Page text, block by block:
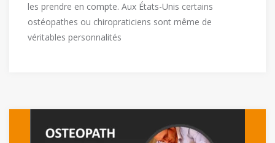
les prendre en compte. Aux États-Unis certains
ostéopathes ou chiropraticiens sont même de
véritables personnalités